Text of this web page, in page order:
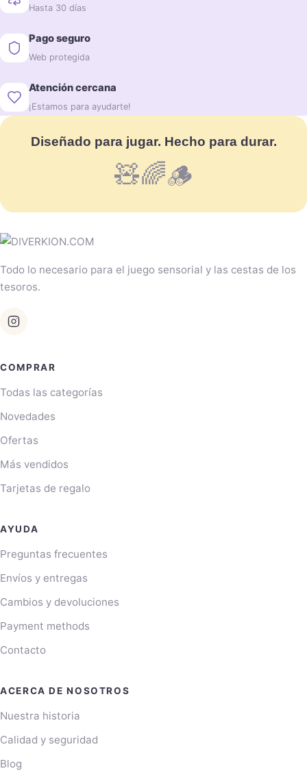
Hasta 30 días
Pago seguro
Web protegida
Atención cercana
¡Estamos para ayudarte!
Diseñado para jugar. Hecho para durar.
🧸🌈🪵
Todo lo necesario para el juego sensorial y las cestas de los
tesoros.
COMPRAR
Todas las categorías
Novedades
Ofertas
Más vendidos
Tarjetas de regalo
AYUDA
Preguntas frecuentes
Envíos y entregas
Cambios y devoluciones
Payment methods
Contacto
ACERCA DE NOSOTROS
Nuestra historia
Calidad y seguridad
Blog